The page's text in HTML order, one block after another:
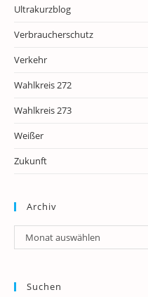
Ultrakurzblog
Verbraucherschutz
Verkehr
Wahlkreis 272
Wahlkreis 273
Weißer
Zukunft
Archiv
Archiv
Monat auswählen
Suchen